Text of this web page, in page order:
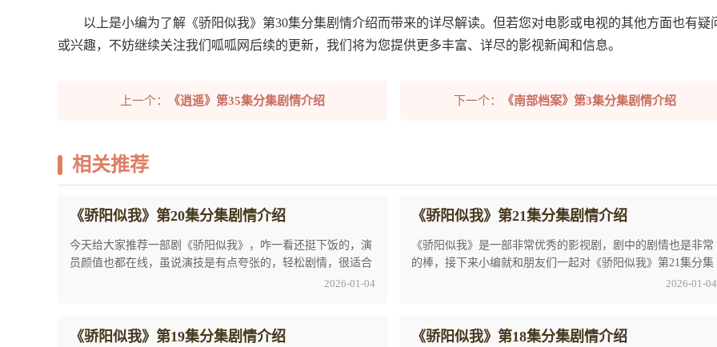
以上是小编为了解《骄阳似我》第30集分集剧情介绍而带来的详尽解读。但若您对电影或电视的其他方面也有疑
或兴趣，不妨继续关注我们呱呱网后续的更新，我们将为您提供更多丰富、详尽的影视新闻和信息。
上一个： 《逍遥》第35集分集剧情介绍 下一个： 《南部档案》第3集分集剧情介绍
相关推荐
《骄阳似我》第20集分集剧情介绍
今天给大家推荐一部剧《骄阳似我》，咋一看还挺下饭的，演
员颜值也都在线，虽说演技是有点夸张的，轻松剧情，很适合
2026-01-04
《骄阳似我》第21集分集剧情介绍
《骄阳似我》是一部非常优秀的影视剧，剧中的剧情也是非常
的棒，接下来小编就和朋友们一起对《骄阳似我》第21集分集
2026-01-04
《骄阳似我》第19集分集剧情介绍 《骄阳似我》第18集分集剧情介绍